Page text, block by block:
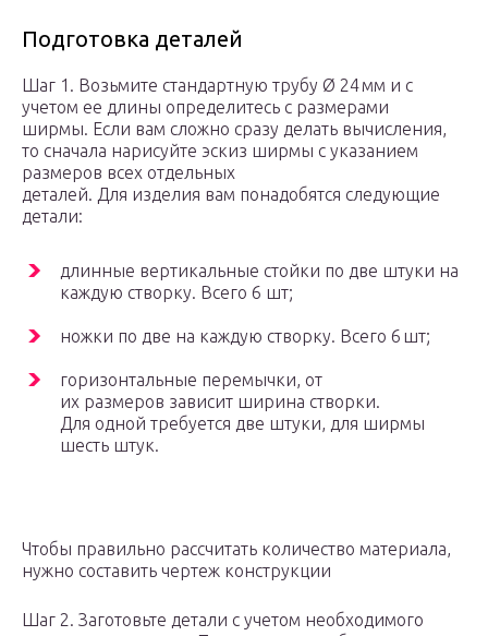
Подготовка деталей
Шаг 1. Возьмите стандартную трубу Ø 24 мм и с
учетом ее длины определитесь с размерами
ширмы. Если вам сложно сразу делать вычисления,
то сначала нарисуйте эскиз ширмы с указанием
размеров всех отдельных
деталей. Для изделия вам понадобятся следующие
детали:
длинные вертикальные стойки по две штуки на
каждую створку. Всего 6 шт;
ножки по две на каждую створку. Всего 6 шт;
горизонтальные перемычки, от
их размеров зависит ширина створки.
Для одной требуется две штуки, для ширмы
шесть штук.
Чтобы правильно рассчитать количество материала,
нужно составить чертеж конструкции
Шаг 2. Заготовьте детали с учетом необходимого